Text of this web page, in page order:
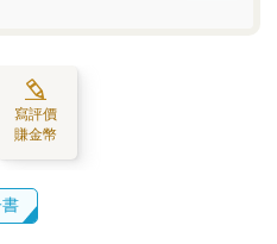
寫評價
賺金幣